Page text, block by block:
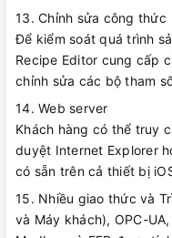
13. Chỉnh sửa công thức
Để kiểm soát quá trình
Recipe Editor cung cấp
chỉnh sửa các bộ tham
14. Web server
Khách hàng có thể truy
duyệt Internet Explorer
có sẵn trên cả thiết bị
15. Nhiều giao thức và
và Máy khách), OPC-UA,